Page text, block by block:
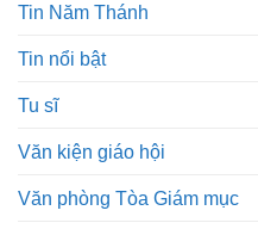
Tin Năm Thánh
Tin nổi bật
Tu sĩ
Văn kiện giáo hội
Văn phòng Tòa Giám mục